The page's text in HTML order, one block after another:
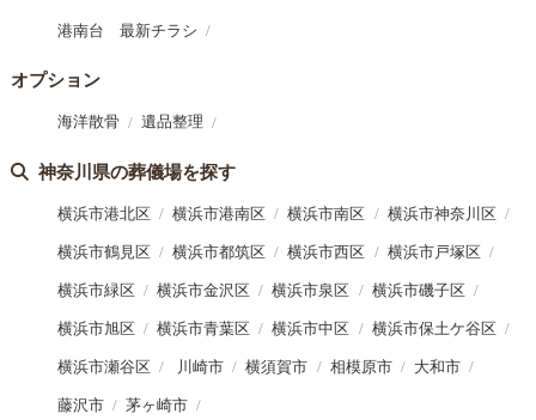
港南台 最新チラシ
オプション
海洋散骨 遺品整理
神奈川県の葬儀場を探す
横浜市港北区 横浜市港南区 横浜市南区 横浜市神奈川区
横浜市鶴見区 横浜市都筑区 横浜市西区 横浜市戸塚区
横浜市緑区 横浜市金沢区 横浜市泉区 横浜市磯子区
横浜市旭区 横浜市青葉区 横浜市中区 横浜市保土ケ谷区
横浜市瀬谷区 川崎市 横須賀市 相模原市 大和市
藤沢市 茅ヶ崎市